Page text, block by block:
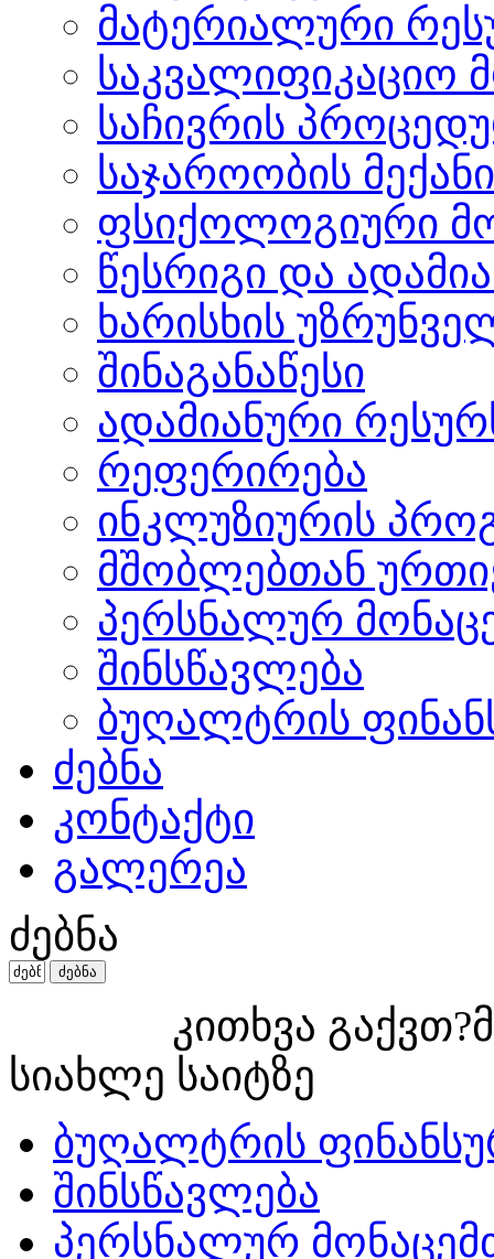
მატერიალური
საკვალიფიკაციო
საჩივრის
საჯაროობის
ფსიქოლოგიური
წესრიგი და
ხარისხის
შინაგანაწესი
ადამიანური
რეფერირება
ინკლუზიურის
მშობლებთან
პერსნალურ
შინსწავლება
ბუღალტრის
ძებნა
კონტაქტი
გალერეა
ძებნა
კითხვა
სიახლე საიტზე
ბუღალტრის
შინსწავლება
პერსნალურ